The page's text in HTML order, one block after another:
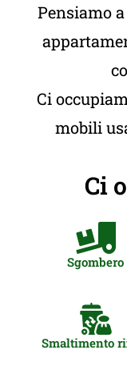
Pensiamo
Ci
mobili
Ci
Sgombero
Smaltimento